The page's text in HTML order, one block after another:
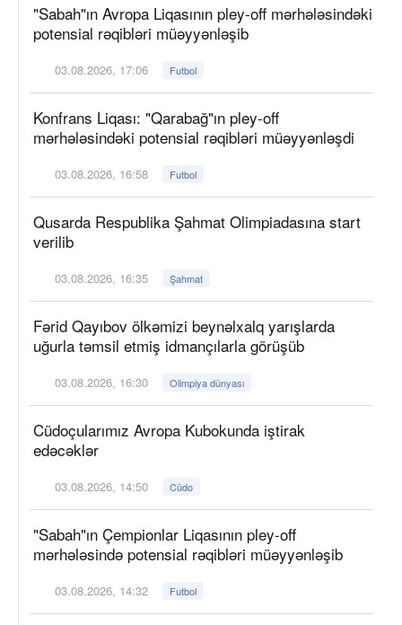
"Sabah"ın Avropa Liqasının pley-off mərhələsindəki
potensial rəqibləri müəyyənləşib
03.08.2026, 17:06 Futbol
Konfrans Liqası: "Qarabağ"ın pley-off
mərhələsindəki potensial rəqibləri müəyyənləşdi
03.08.2026, 16:58 Futbol
Qusarda Respublika Şahmat Olimpiadasına start
verilib
03.08.2026, 16:35 Şahmat
Fərid Qayıbov ölkəmizi beynəlxalq yarışlarda
uğurla təmsil etmiş idmançılarla görüşüb
03.08.2026, 16:30 Olimpiya dünyası
Cüdoçularımız Avropa Kubokunda iştirak
edəcəklər
03.08.2026, 14:50 Cüdo
"Sabah"ın Çempionlar Liqasının pley-off
mərhələsində potensial rəqibləri müəyyənləşib
03.08.2026, 14:32 Futbol